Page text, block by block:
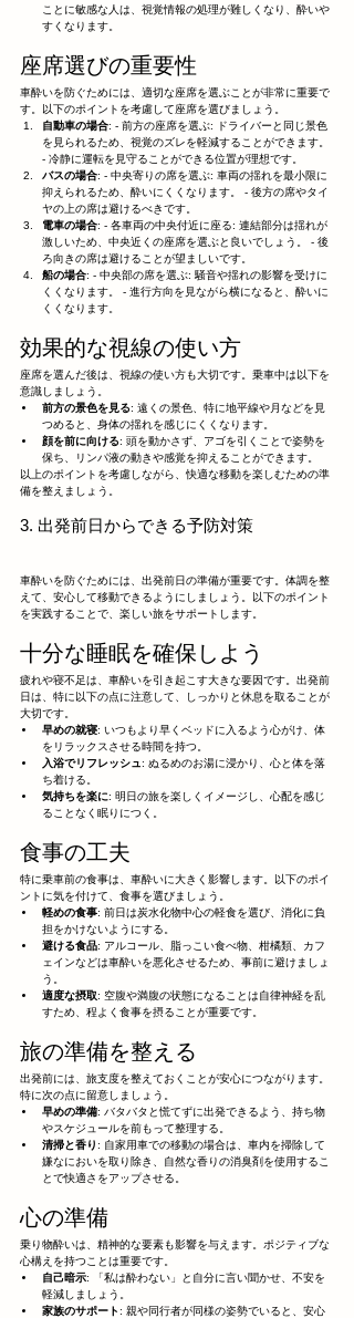
ことに敏感な人は、視覚情報の処理が難しくなり、酔いや
すくなります。
座席選びの重要性
車酔いを防ぐためには、適切な座席を選ぶことが非常に重要で
す。以下のポイントを考慮して座席を選びましょう。
自動車の場合: - 前方の座席を選ぶ: ドライバーと同じ景色
を見られるため、視覚のズレを軽減することができます。
- 冷静に運転を見守ることができる位置が理想です。
バスの場合: - 中央寄りの席を選ぶ: 車両の揺れを最小限に
抑えられるため、酔いにくくなります。 - 後方の席やタイ
ヤの上の席は避けるべきです。
電車の場合: - 各車両の中央付近に座る: 連結部分は揺れが
激しいため、中央近くの座席を選ぶと良いでしょう。 - 後
ろ向きの席は避けることが望ましいです。
船の場合: - 中央部の席を選ぶ: 騒音や揺れの影響を受けに
くくなります。 - 進行方向を見ながら横になると、酔いに
くくなります。
効果的な視線の使い方
座席を選んだ後は、視線の使い方も大切です。乗車中は以下を
意識しましょう。
前方の景色を見る: 遠くの景色、特に地平線や月などを見
つめると、身体の揺れを感じにくくなります。
顔を前に向ける: 頭を動かさず、アゴを引くことで姿勢を
保ち、リンパ液の動きや感覚を抑えることができます。
以上のポイントを考慮しながら、快適な移動を楽しむための準
備を整えましょう。
3. 出発前日からできる予防対策
車酔いを防ぐためには、出発前日の準備が重要です。体調を整
えて、安心して移動できるようにしましょう。以下のポイント
を実践することで、楽しい旅をサポートします。
十分な睡眠を確保しよう
疲れや寝不足は、車酔いを引き起こす大きな要因です。出発前
日は、特に以下の点に注意して、しっかりと休息を取ることが
大切です。
早めの就寝: いつもより早くベッドに入るよう心がけ、体
をリラックスさせる時間を持つ。
入浴でリフレッシュ: ぬるめのお湯に浸かり、心と体を落
ち着ける。
気持ちを楽に: 明日の旅を楽しくイメージし、心配を感じ
ることなく眠りにつく。
食事の工夫
特に乗車前の食事は、車酔いに大きく影響します。以下のポイ
ントに気を付けて、食事を選びましょう。
軽めの食事: 前日は炭水化物中心の軽食を選び、消化に負
担をかけないようにする。
避ける食品: アルコール、脂っこい食べ物、柑橘類、カフ
ェインなどは車酔いを悪化させるため、事前に避けましょ
う。
適度な摂取: 空腹や満腹の状態になることは自律神経を乱
すため、程よく食事を摂ることが重要です。
旅の準備を整える
出発前には、旅支度を整えておくことが安心につながります。
特に次の点に留意しましょう。
早めの準備: バタバタと慌てずに出発できるよう、持ち物
やスケジュールを前もって整理する。
清掃と香り: 自家用車での移動の場合は、車内を掃除して
嫌なにおいを取り除き、自然な香りの消臭剤を使用するこ
とで快適さをアップさせる。
心の準備
乗り物酔いは、精神的な要素も影響を与えます。ポジティブな
心構えを持つことは重要です。
自己暗示: 「私は酔わない」と自分に言い聞かせ、不安を
軽減しましょう。
家族のサポート: 親や同行者が同様の姿勢でいると、安心